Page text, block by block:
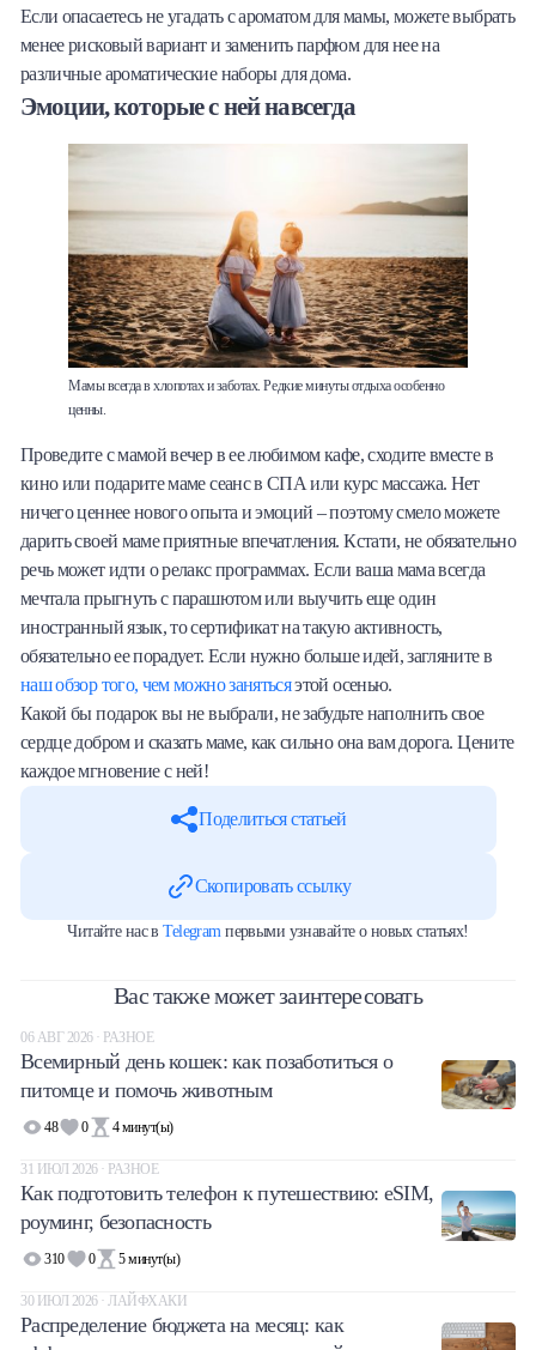
Если опасаетесь не угадать с ароматом для мамы, можете выбрать
менее рисковый вариант и заменить парфюм для нее на
различные ароматические наборы для дома.
Эмоции, которые с ней навсегда
Мамы всегда в хлопотах и заботах. Редкие минуты отдыха особенно
ценны.
Проведите с мамой вечер в ее любимом кафе, сходите вместе в
кино или подарите маме сеанс в СПА или курс массажа. Нет
ничего ценнее нового опыта и эмоций – поэтому смело можете
дарить своей маме приятные впечатления. Кстати, не обязательно
речь может идти о релакс программах. Если ваша мама всегда
мечтала прыгнуть с парашютом или выучить еще один
иностранный язык, то сертификат на такую активность,
обязательно ее порадует. Если нужно больше идей, загляните в
наш обзор того, чем можно занятьсяэтой осенью.
Какой бы подарок вы не выбрали, не забудьте наполнить свое
сердце добром и сказать маме, как сильно она вам дорога. Цените
каждое мгновение с ней!
Поделиться статьей
Скопировать ссылку
Читайте нас вTelegram первыми узнавайте о новых статьях!
Вас также может заинтересовать
06 АВГ 2026 · РАЗНОЕ
Всемирный день кошек: как позаботиться о
питомце и помочь животным
48 0 4 минут(ы)
31 ИЮЛ 2026 · РАЗНОЕ
Как подготовить телефон к путешествию: eSIM,
роуминг, безопасность
310 0 5минут(ы)
30 ИЮЛ 2026 · ЛАЙФХАКИ
Распределение бюджета на месяц: как